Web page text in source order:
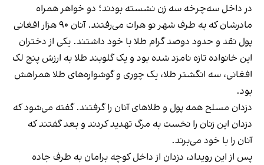
در داخل سه‌چرخه سه زن نشسته بودند؛ دو خواهر همراه
مادرشان که به طرف شهر نو هرات می‌رفتند. آنان ۹۰ هزار افغانی
پول نقد و حدود دوصد گرام طلا با خود داشتند. یکی از دختران
این خانواده تازه نامزد شده بود و یک گلوبند طلا به ارزش پنج لک
افغانی، سه انگشتر طلا، یک چوری و گوشواره‌های طلا همراهش
بود.
دزدان مسلح همه پول و طلاهای آنان را گرفتند. گفته می‌شود که
دزدان این زنان را نخست به مرگ تهدید کردند و بعد گفتند که
آنان را با خود می‌برند.
پس از این رویداد، دزدان از داخل کوچه برامان به طرف جاده